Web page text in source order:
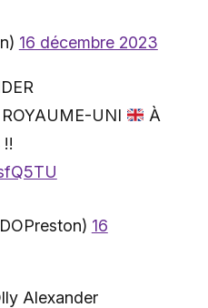
16 décembre 2023
UNI
À
!!
16
Alexander